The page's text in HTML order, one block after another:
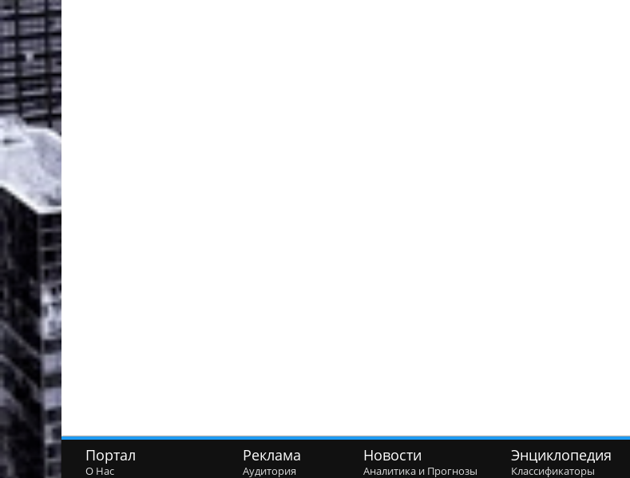
Портал
О Нас
Реклама
Аудитория
Новости
Аналитика и Прогнозы
Энциклопедия
Классификаторы